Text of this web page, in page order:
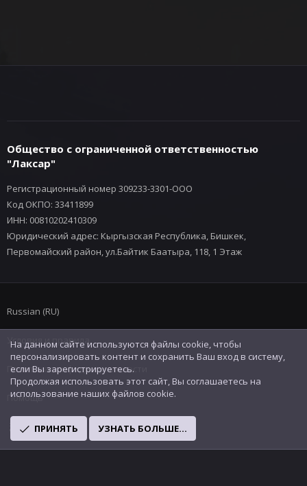
Общество с ограниченной ответственностью
"Лаксар"
Регистрационный номер 309233-3301-ООО
Код ОКПО: 33411899
ИНН: 00810202410309
Юридический адрес: Кыргызская Республика, Бишкек,
Первомайский район, ул.Байтик Баатыра, 118, 1 Этаж
Russian (RU)
Условия и правила
Политика конфиденциальности
Помощь
R
S
На данном сайте используются файлы cookie, чтобы
персонализировать контент и сохранить Ваш вход в систему,
если Вы зарегистрируетесь.
Продолжая использовать этот сайт, Вы соглашаетесь на
использование наших файлов cookie.
ПРИНЯТЬ УЗНАТЬ БОЛЬШЕ...